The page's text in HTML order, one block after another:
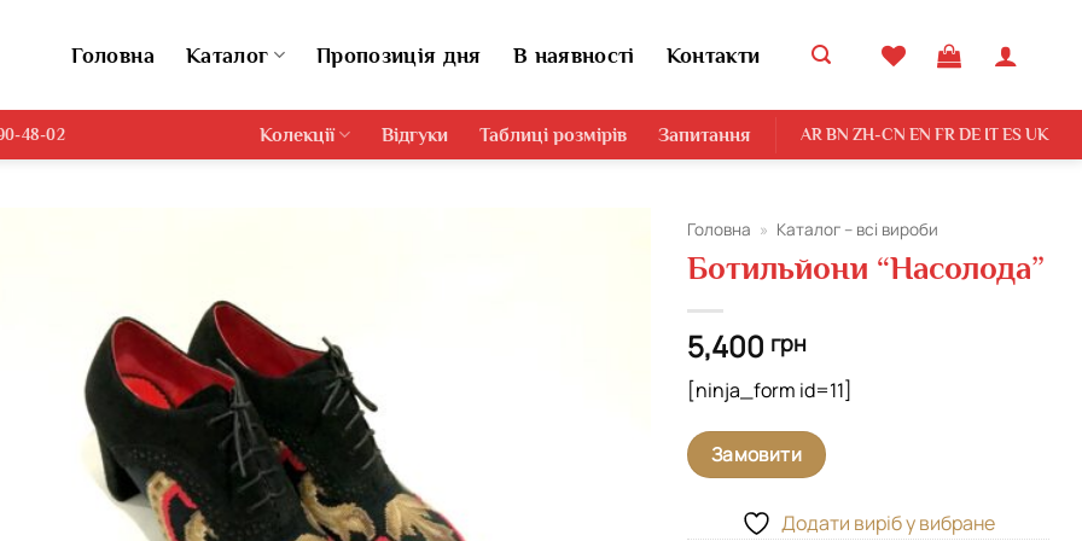
Головна Каталог Пропозиція дня В наявності Контакти
48-02 Колекції Відгуки Таблиці розмірів Запитання AR BN ZH-CN EN FR DE IT ES UK
Головна » Каталог – всі вироби
Ботильйони “Насолода”
5,400 грн
[ninja_form id=11]
Замовити
Додати виріб у вибране